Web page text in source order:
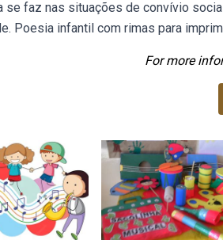
se faz nas situações de convívio
Poesia infantil com rimas para
For more